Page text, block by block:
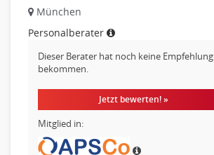
Außendienst
Immobilienmakler
Innendienst, Sachbearbeitung
Kundenservice
Vertrieb & Verkauf Leitung, Teamleitung
Pre-Sales
Telesales
München
Personalberater
Dieser Berater hat noch keine Empfehlung
bekommen.
Jetzt bewerten! »
Mitglied in: